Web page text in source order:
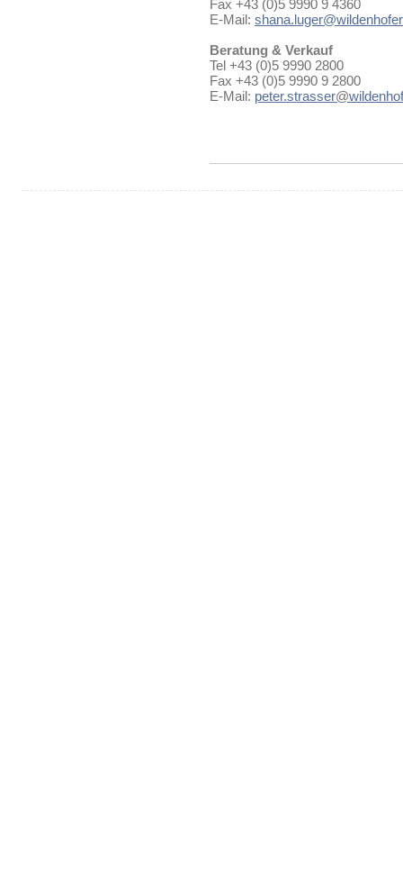
Fax +43 (0)5 9990 9 4360
E-Mail:
Beratung & Verkauf
Tel +43 (0)5 9990 2800
Fax +43 (0)5 9990 9 2800
E-Mail: peter.strasser@